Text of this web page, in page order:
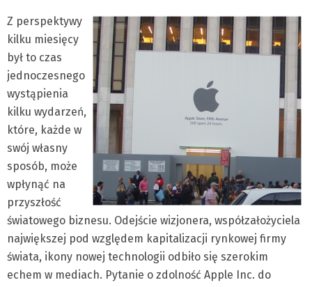
Z perspektywy
kilku miesięcy
był to czas
jednoczesnego
wystąpienia
kilku wydarzeń,
które, każde w
swój własny
sposób, może
wpłynąć na
przyszłość
światowego biznesu. Odejście wizjonera, współzałożyciela
największej pod względem kapitalizacji rynkowej firmy
świata, ikony nowej technologii odbiło się szerokim
echem w mediach. Pytanie o zdolność Apple Inc. do